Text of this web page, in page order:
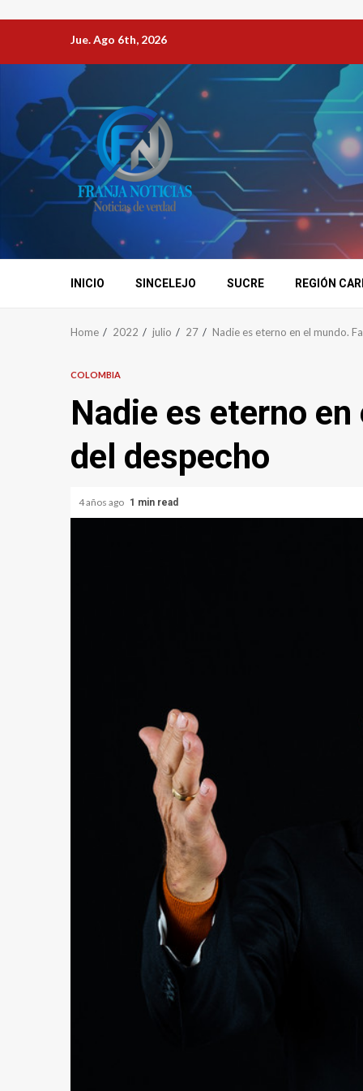
Jue. Ago 6th, 2026
INICIO SINCELEJO SUCRE REGIÓN
Home 2022 julio 27 Nadie es eterno en el mundo.
COLOMBIA
Nadie es eterno
del despecho
4 años ago 1 min read